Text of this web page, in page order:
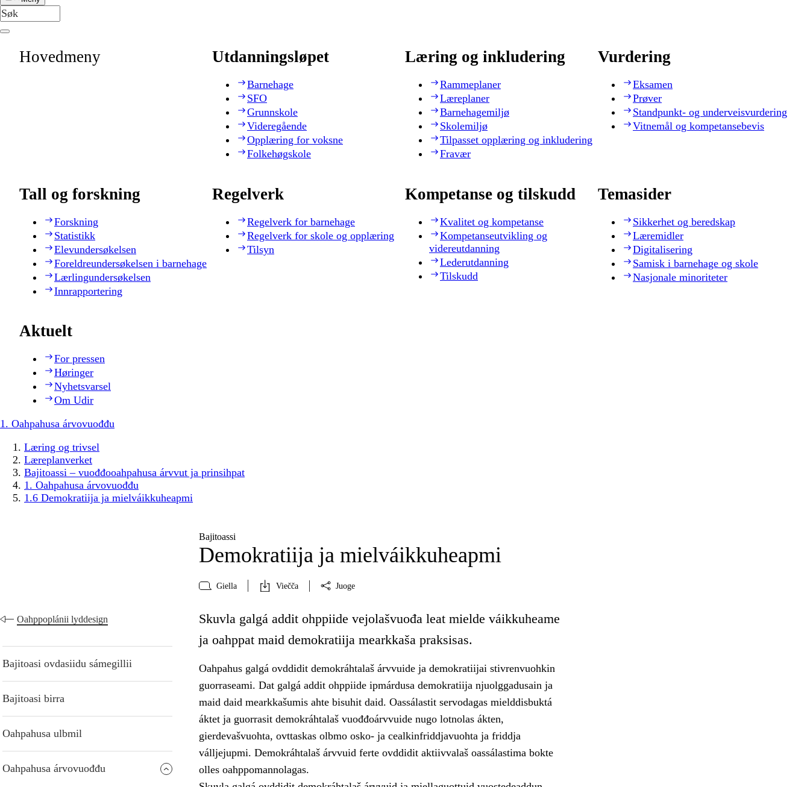
Hovedmeny Utdanningsløpet
Barnehage
SFO
Grunnskole
Videregående
Opplæring for voksne
Folkehøgskole
Læring og inkludering
Rammeplaner
Læreplaner
Barnehagemiljø
Skolemiljø
Tilpasset opplæring og inkludering
Fravær
Vurdering
Eksamen
Prøver
Standpunkt- og underveisvurdering
Vitnemål og kompetansebevis
Tall og forskning
Forskning
Statistikk
Elevundersøkelsen
Foreldreundersøkelsen i barnehage
Lærlingundersøkelsen
Innrapportering
Regelverk
Regelverk for barnehage
Regelverk for skole og opplæring
Tilsyn
Kompetanse og tilskudd
Kvalitet og kompetanse
Kompetanseutvikling og
videreutdanning
Lederutdanning
Tilskudd
Temasider
Sikkerhet og beredskap
Læremidler
Digitalisering
Samisk i barnehage og skole
Nasjonale minoriteter
Aktuelt
For pressen
Høringer
Nyhetsvarsel
Om Udir
1. Oahpahusa árvovuođđu
Læring og trivsel
Læreplanverket
Bajitoassi – vuođđooahpahusa árvvut ja prinsihpat
1. Oahpahusa árvovuođđu
1.6 Demokratiija ja mielváikkuheapmi
Bajitoassi
Demokratiija ja mielváikkuheapmi
Giella Viečča Juoge
Oahppoplánii lyddesign
Bajitoasi ovdasiidu sámegillii
Bajitoasi birra
Oahpahusa ulbmil
Oahpahusa árvovuođđu
Skuvla galgá addit ohppiide vejolašvuođa leat mielde váikkuheame
ja oahppat maid demokratiija mearkkaša praksisas.
Oahpahus galgá ovddidit demokráhtalaš árvvuide ja demokratiijai stivrenvuohkin
guorraseami. Dat galgá addit ohppiide ipmárdusa demokratiija njuolggadusain ja
maid daid mearkkašumis ahte bisuhit daid. Oassálastit servodagas mielddisbuktá
áktet ja guorrasit demokráhtalaš vuođđoárvvuide nugo lotnolas ákten,
gierdevašvuohta, ovttaskas olbmo osko- ja cealkinfriddjavuohta ja friddja
válljejupmi. Demokráhtalaš árvvuid ferte ovddidit aktiivvalaš oassálastima bokte
olles oahppomannolagas.